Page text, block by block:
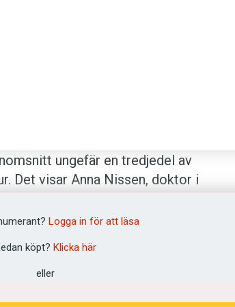
ungefär en tredjedel av
Det visar Anna Nissen, doktor i
skiljer sig åt jämfört med
ofta prioriterar att eleverna
Logga in för att läsa
köpt? Klicka här
eller